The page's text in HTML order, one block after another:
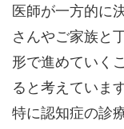
医師が一方的に
さんやご家族と
形で進めていく
ると考えています
特に認知症の診